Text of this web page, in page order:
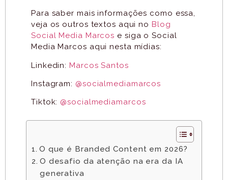
Para saber mais informações como essa,
veja os outros textos aqui no Blog
Social Media Marcos e siga o Social
Media Marcos aqui nesta mídias:
Linkedin: Marcos Santos
Instagram: @socialmediamarcos
Tiktok: @socialmediamarcos
O que é Branded Content em 2026?
O desafio da atenção na era da IA
generativa